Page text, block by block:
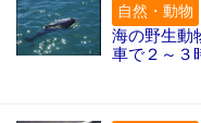
自然・動物
海の野生動
車で２～３